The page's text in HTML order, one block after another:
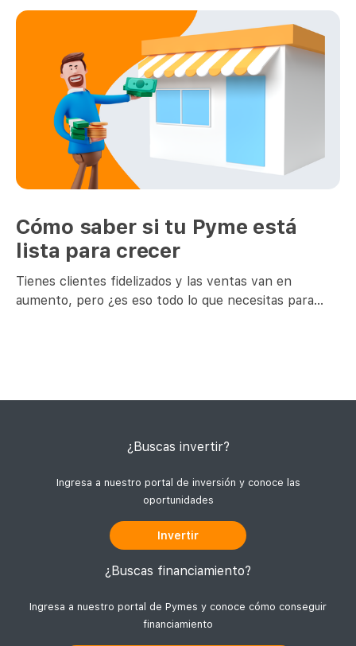
Cómo saber si tu Pyme está
lista para crecer
Tienes clientes fidelizados y las ventas van en
aumento, pero ¿es eso todo lo que necesitas para
¿Buscas invertir?
Ingresa a nuestro portal de inversión y conoce las
oportunidades
Invertir
¿Buscas financiamiento?
Ingresa a nuestro portal de Pymes y conoce cómo conseguir
financiamiento